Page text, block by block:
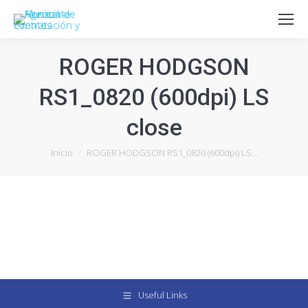
ROGER HODGSON
RS1_0820 (600dpi) LS
close
Estás aquí:
Inicio ROGER HODGSON RS1_0820 (600dpi) LS…
Useful Links